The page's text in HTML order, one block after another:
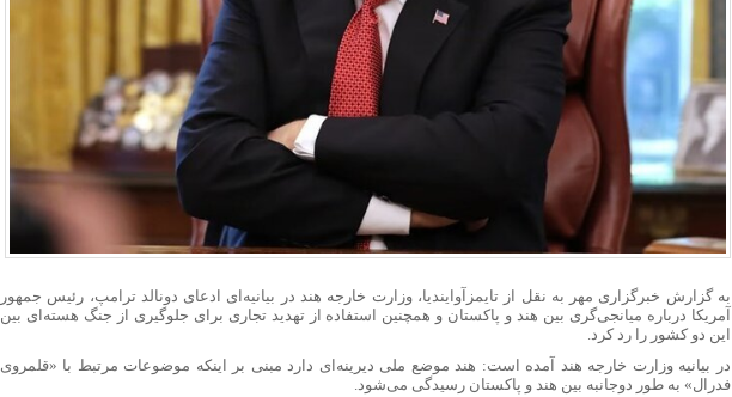
به گزارش خبرگزاری مهر به نقل ازتایمزآوایندیا، وزارت خارجه هند در بیانیه‌ای ادعای دونالد ترامپ، رئیس جمهور
آمریکا درباره میانجی‌گری بین هند و پاکستان و همچنین استفاده از تهدید تجاری برای جلوگیری از جنگ هسته‌ای بین
این دو کشور را رد کرد.
در بیانیه وزارت خارجه هند آمده است: هند موضع ملی دیرینه‌ای دارد مبنی بر اینکه موضوعات مرتبط با «قلمروی
فدرال» به طور دوجانبه بین هند و پاکستان رسیدگی می‌شود.